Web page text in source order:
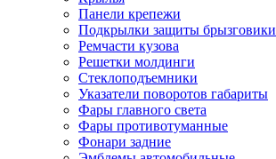
Панели крепежи
Подкрылки защиты брызговики
Ремчасти кузова
Решетки молдинги
Стеклоподъемники
Указатели поворотов габариты
Фары главного света
Фары противотуманные
Фонари задние